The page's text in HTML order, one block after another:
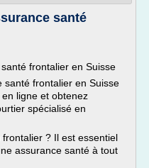
santé
frontalier en Suisse
santé frontalier en Suisse
ligne et obtenez
spécialisé en
? Il est essentiel
assurance santé à tout